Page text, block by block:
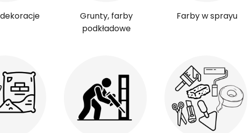
Grunty, farby
podkładowe
Farby w sprayu